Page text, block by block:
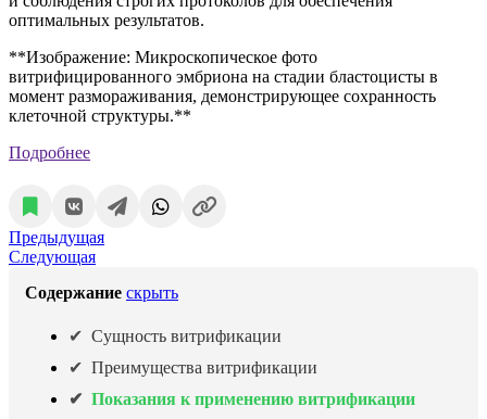
оптимальных результатов.
**Изображение: Микроскопическое фото
витрифицированного эмбриона на стадии бластоцисты в
момент размораживания, демонстрирующее сохранность
клеточной структуры.**
Подробнее
Предыдущая
Следующая
Содержание скрыть
Сущность витрификации
Преимущества витрификации
Показания к применению витрификации